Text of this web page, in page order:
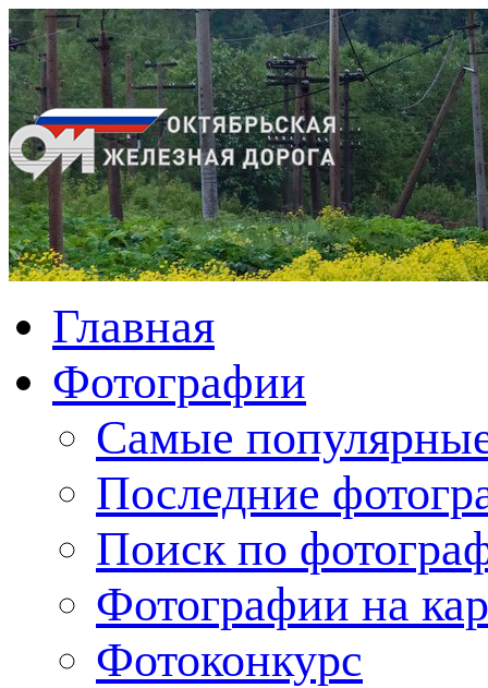
Главная
Фотографии
Cамые
Последние
Поиск по
Фотографии на
Фотоконкурс